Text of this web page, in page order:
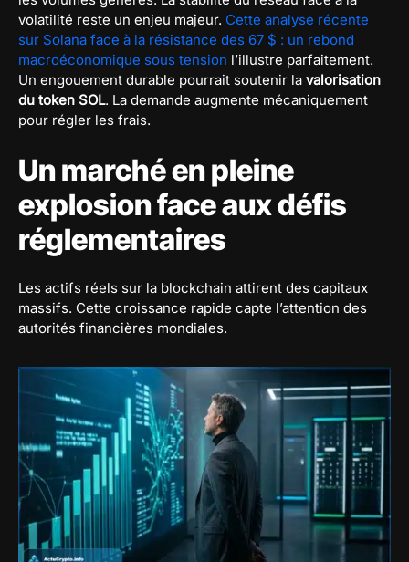
volatilité reste un enjeu majeur. Cette analyse récente
sur Solana face à la résistance des 67 $ : un rebond
macroéconomique sous tension l’illustre parfaitement.
Un engouement durable pourrait soutenir la valorisation
du token SOL. La demande augmente mécaniquement
pour régler les frais.
Un marché en pleine
explosion face aux défis
réglementaires
Les actifs réels sur la blockchain attirent des capitaux
massifs. Cette croissance rapide capte l’attention des
autorités financières mondiales.